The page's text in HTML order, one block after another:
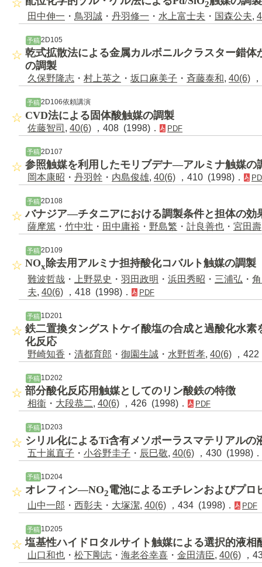
2
田中伸一 ・ 鳥羽誠 ・ 丹羽修一 ・ 水上富士夫 ・ 国森公夫,
予稿 2D105
乾式拡散法による金属カルボニルクラスター錯体
の調製
久保野隆志 ・ 村上英之 ・ 坂口麻美子 ・ 斉藤泰和, 40(6)
予稿 2D106依頼講演
CVD法による固体酸触媒の調製
佐藤智司 , 40(6) ，408 (1998)． PDF
予稿 2D107
参照触媒を利用したモリブデナ―アルミナ触媒の
岡本康昭 ・ 丹羽幹 ・ 内島俊雄, 40(6) ，410 (1998)．
予稿2D108
バナジア―チタニアにおける調製条件と担体の効
薩摩篤 ・ 竹中壮 ・ 田中庸裕 ・ 野島繁 ・ 計良善也 ・ 宮田壽
予稿 2D109
NOx 除去用アルミナ担持酸化コバルト触媒の調製
難波哲哉 ・ 上野晃史 ・ 羽田政明 ・ 浜田秀昭 ・ 三浦弘 ・
夫, 40(6) ，418 (1998)． PDF
予稿1D201
鉄二置換タングストケイ酸塩の合成と過酸化水素
化反応
野崎知香 ・ 清都育郎 ・ 御園生誠 ・ 水野哲孝, 40(6) ，
予稿 1D202
部分酸化反応用触媒としてのリン酸鉄の特徴
相衞 ・ 大段恭二, 40(6) ，426 (1998)． PDF
予稿 1D203
シリル化によるTi含有メソポーラスマテリアルの
五十嵐直子 ・ 小谷野圭子 ・ 辰巳敬, 40(6) ，430 (1998)．
予稿 1D204
オレフィン―NO2電池によるエチレンおよびプロ
山中一郎 ・ 西彰夫 ・ 大塚潔, 40(6) ，434 (1998)． PDF
予稿 1D205
塩基性ハイドロタルサイト触媒による選択的液相
山口和也 ・ 松下剛志 ・ 海老谷幸喜 ・ 金田清臣, 40(6) ，